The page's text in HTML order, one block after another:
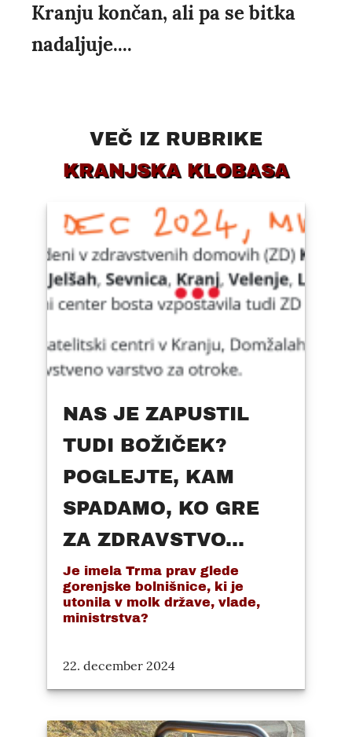
Kranju končan, ali pa se bitka
nadaljuje....
VEČ IZ RUBRIKE
KRANJSKA KLOBASA
NAS JE ZAPUSTIL
TUDI BOŽIČEK?
POGLEJTE, KAM
SPADAMO, KO GRE
ZA ZDRAVSTVO...
Je imela Trma prav glede
gorenjske bolnišnice, ki je
utonila v molk države, vlade,
ministrstva?
22. december 2024